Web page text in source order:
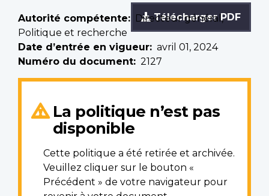
Télécharger PDF
Autorité compétente
Directeur général,
Politique et recherche
Date d’entrée en vigueur
avril 01, 2024
Numéro du document
2127
La politique n’est pas
disponible
Cette politique a été retirée et archivée.
Veuillez cliquer sur le bouton «
Précédent » de votre navigateur pour